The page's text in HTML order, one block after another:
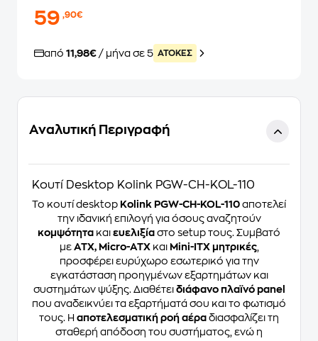
59,90€
από 11,98€ / μήνα σε 5 ATOKEΣ
Αναλυτική Περιγραφή
Κουτί Desktop Kolink PGW-CH-KOL-110
Το κουτί desktop Kolink PGW-CH-KOL-110 αποτελεί
την ιδανική επιλογή για όσους αναζητούν
κομψότητα και ευελιξία στο setup τους. Συμβατό
με ATX, Micro-ATXκαι Mini-ITX μητρικές,
προσφέρει ευρύχωρο εσωτερικό για την
εγκατάσταση προηγμένων εξαρτημάτων και
συστημάτων ψύξης. Διαθέτει διάφανο πλαϊνό panel
που αναδεικνύει τα εξαρτήματά σου και το φωτισμό
τους. Η αποτελεσματική ροή αέρα διασφαλίζει τη
σταθερή απόδοση του συστήματος, ενώ η